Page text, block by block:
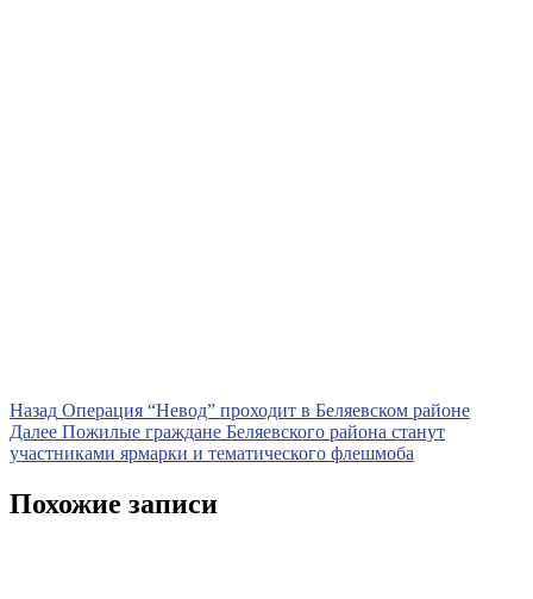
Навигация
по
Назад Предыдущая
запись
Операция “Невод” проходит в Беляевском районе
Далее Следующая
запись
Пожилые граждане Беляевского района станут
участниками ярмарки и тематического флешмоба
Похожие записи